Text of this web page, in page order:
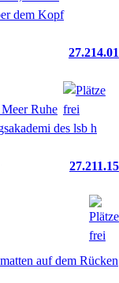
27.214.01
27.211.15